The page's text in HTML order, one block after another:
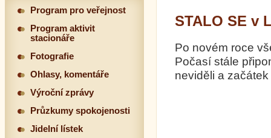
STALO SE v
Po novém roce
Počasí stále
neviděli a
Program pro veřejnost
Program aktivit
stacionáře
Fotografie
Ohlasy, komentáře
Výroční zprávy
Průzkumy spokojenosti
Jidelní lístek